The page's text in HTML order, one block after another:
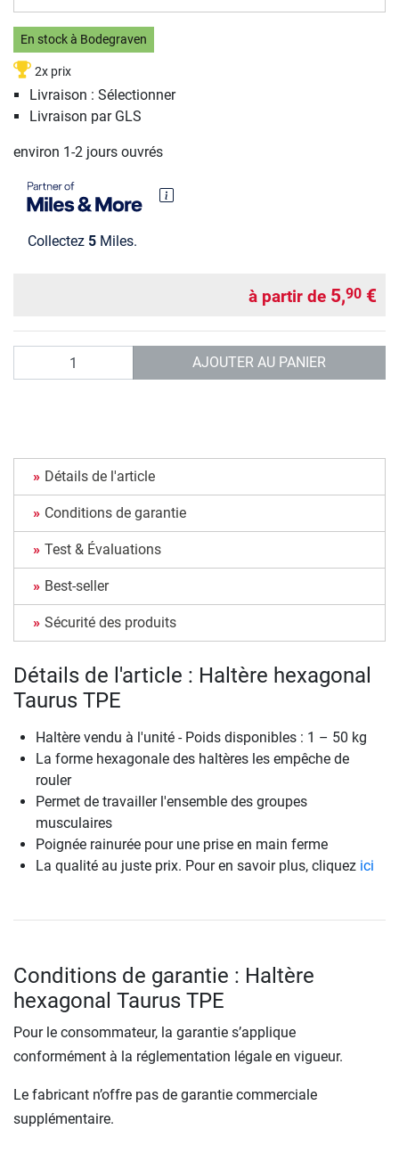
En stock à Bodegraven
2x prix
Livraison : Sélectionner
Livraison par GLS
environ 1-2 jours ouvrés
Collectez 5 Miles.
à partir de 5,90 €
AJOUTER AU PANIER
Détails de l'article
Conditions de garantie
Test & Évaluations
Best-seller
Sécurité des produits
Détails de l'article : Haltère hexagonal
Taurus TPE
Haltère vendu à l'unité - Poids disponibles : 1 – 50 kg
La forme hexagonale des haltères les empêche de
rouler
Permet de travailler l'ensemble des groupes
musculaires
Poignée rainurée pour une prise en main ferme
La qualité au juste prix. Pour en savoir plus, cliquez ici
Conditions de garantie : Haltère
hexagonal Taurus TPE
Pour le consommateur, la garantie s’applique
conformément à la réglementation légale en vigueur.
Le fabricant n’offre pas de garantie commerciale
supplémentaire.